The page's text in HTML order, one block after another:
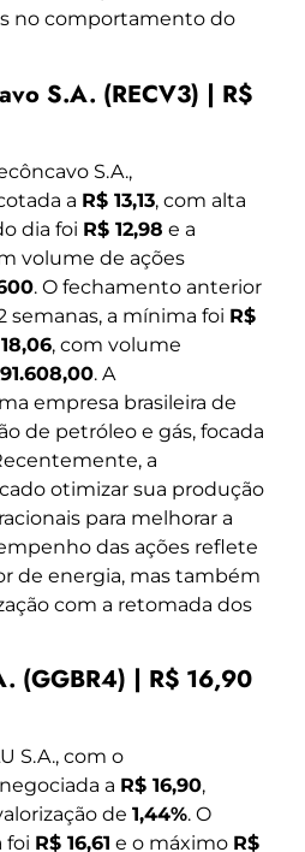
no comportamento do
S.A. (RECV3) | R$
S.A.,
a R$ 13,13, com alta
dia foi R$ 12,98 e a
volume de ações
. O fechamento anterior
semanas, a mínima foi R$
, com volume
. A
empresa brasileira de
de petróleo e gás, focada
a
otimizar sua produção
para melhorar a
das ações reflete
de energia, mas também
com a retomada dos
(GGBR4) | R$ 16,90
S.A., com o
a R$ 16,90,
de 1,44%. O
foi R$ 16,61 e o máximo R$